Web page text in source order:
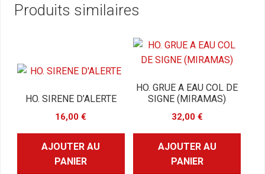
Produits similaires
HO. SIRENE D’ALERTE
16,00€
AJOUTER AU
PANIER
HO. GRUE A EAU COL DE
SIGNE (MIRAMAS)
32,00 €
AJOUTER AU
PANIER